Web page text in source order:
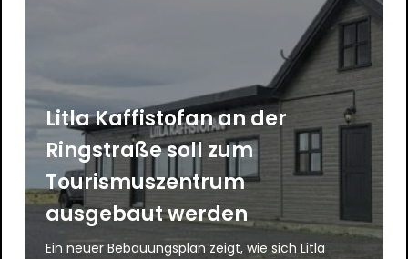
Litla Kaffistofan an der
Ringstraße soll zum
Tourismuszentrum
ausgebaut werden
Ein neuer Bebauungsplan zeigt, wie sich Litla